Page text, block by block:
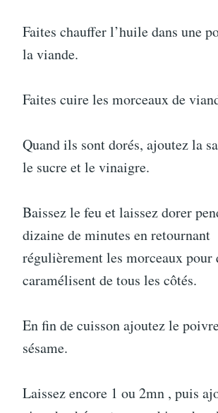
Faites chauffer l’huile dans une
la viande.
Faites cuire les morceaux de
Quand ils sont dorés, ajoutez la
le sucre et le vinaigre.
Baissez le feu et laissez dorer
dizaine de minutes en retournant
régulièrement les morceaux pour
caramélisent de tous les côtés.
En fin de cuisson ajoutez le
sésame.
Laissez encore 1 ou 2mn , puis